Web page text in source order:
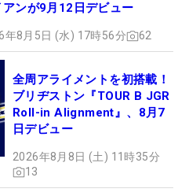
アンが9月12日デビュー
年8月5日 (水) 17時56分 62
全周アライメントを初搭載！
ブリヂストン『TOUR B JGR
Roll-in Alignment』、8月7
日デビュー
2026年8月8日 (土) 11時35分
13